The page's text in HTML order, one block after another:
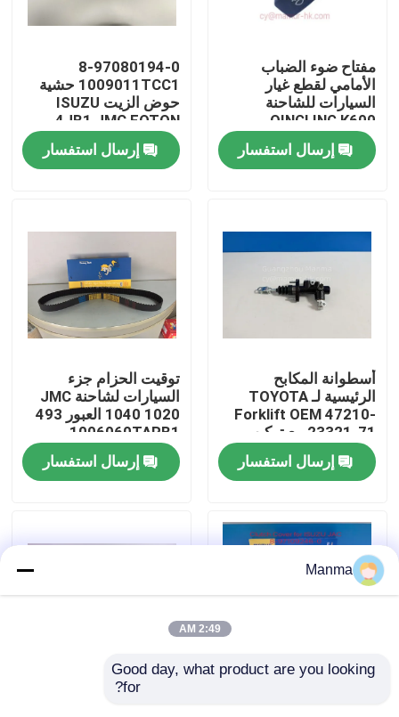
منتجات
معلومات عنا
جولة في المعمل
رقابة جودة
اتصل بنا
اطلب اقتباس
قطع غيار السيارات الشاحنة
مفتاح ضوء الضباب
الأمامي لقطع غيار
السيارات للشاحنة
QINGLING K600
3712530-LPA50
إرسال استفسار
8-97080194-0
1009011TCC1 حشية
حوض الزيت ISUZU
4JB1 JMC FOTON
إرسال استفسار
أسطوانة المكابح
الرئيسية لـ TOYOTA
Forklift OEM 47210-
23321-71 مع تركيب
سهل
إرسال استفسار
توقيت الحزام جزء
السيارات لشاحنة JMC
1040 1020 العبور 493
1006060TARB1
إرسال استفسار
Manma
2:49 AM
Good day, what product are you looking
for?